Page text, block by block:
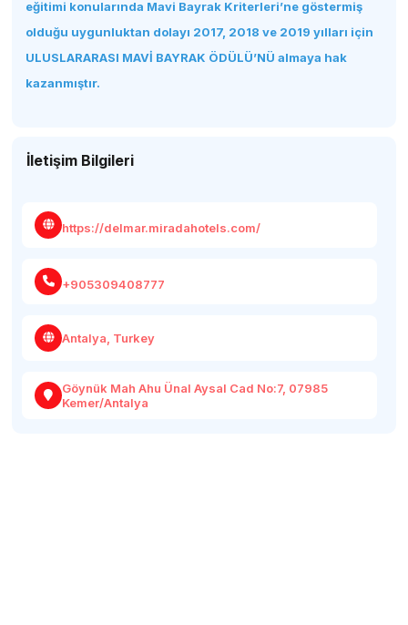
eğitimi konularında Mavi Bayrak Kriterleri’ne göstermiş
olduğu uygunluktan dolayı 2017, 2018 ve 2019 yılları için
ULUSLARARASI MAVİ BAYRAK ÖDÜLÜ’NÜ almaya hak
kazanmıştır.
İletişim Bilgileri
https://delmar.miradahotels.com/
+905309408777
Antalya, Turkey
Göynük Mah Ahu Ünal Aysal Cad No:7, 07985
Kemer/Antalya